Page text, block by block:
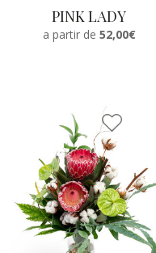
PINK LADY
a partir de 52,00€